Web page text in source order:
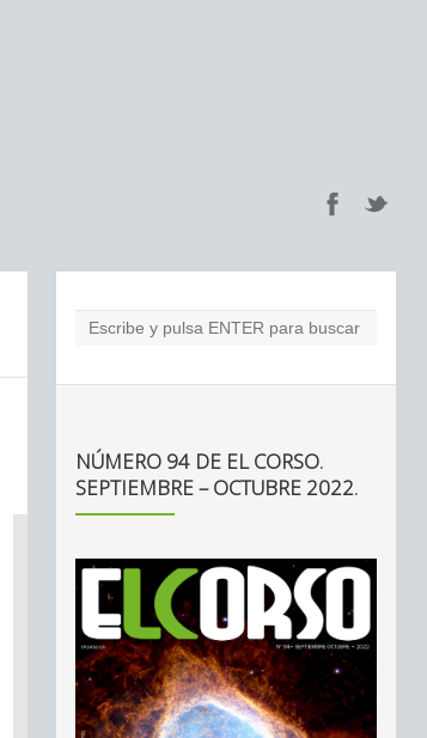
NÚMERO 94 DE EL CORSO.
SEPTIEMBRE – OCTUBRE 2022.